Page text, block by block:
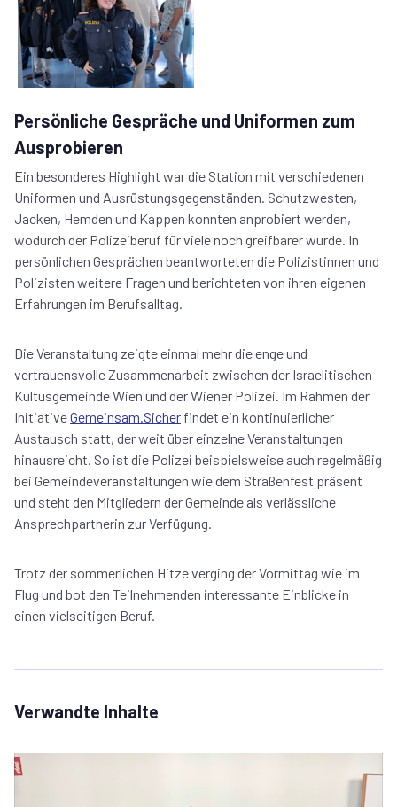
Persönliche Gespräche und Uniformen zum
Ausprobieren
Ein besonderes Highlight war die Station mit verschiedenen
Uniformen und Ausrüstungsgegenständen. Schutzwesten,
Jacken, Hemden und Kappen konnten anprobiert werden,
wodurch der Polizeiberuf für viele noch greifbarer wurde. In
persönlichen Gesprächen beantworteten die Polizistinnen und
Polizisten weitere Fragen und berichteten von ihren eigenen
Erfahrungen im Berufsalltag.
Die Veranstaltung zeigte einmal mehr die enge und
vertrauensvolle Zusammenarbeit zwischen der Israelitischen
Kultusgemeinde Wien und der Wiener Polizei. Im Rahmen der
InitiativeGemeinsam.Sicher findet ein kontinuierlicher
Austausch statt, der weit über einzelne Veranstaltungen
hinausreicht. So ist die Polizei beispielsweise auch regelmäßig
bei Gemeindeveranstaltungen wie dem Straßenfest präsent
und steht den Mitgliedern der Gemeinde als verlässliche
Ansprechpartnerin zur Verfügung.
Trotz der sommerlichen Hitze verging der Vormittag wie im
Flug und bot den Teilnehmenden interessante Einblicke in
einen vielseitigen Beruf.
Verwandte Inhalte